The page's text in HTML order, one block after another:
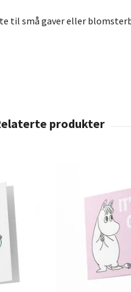
til små gaver eller